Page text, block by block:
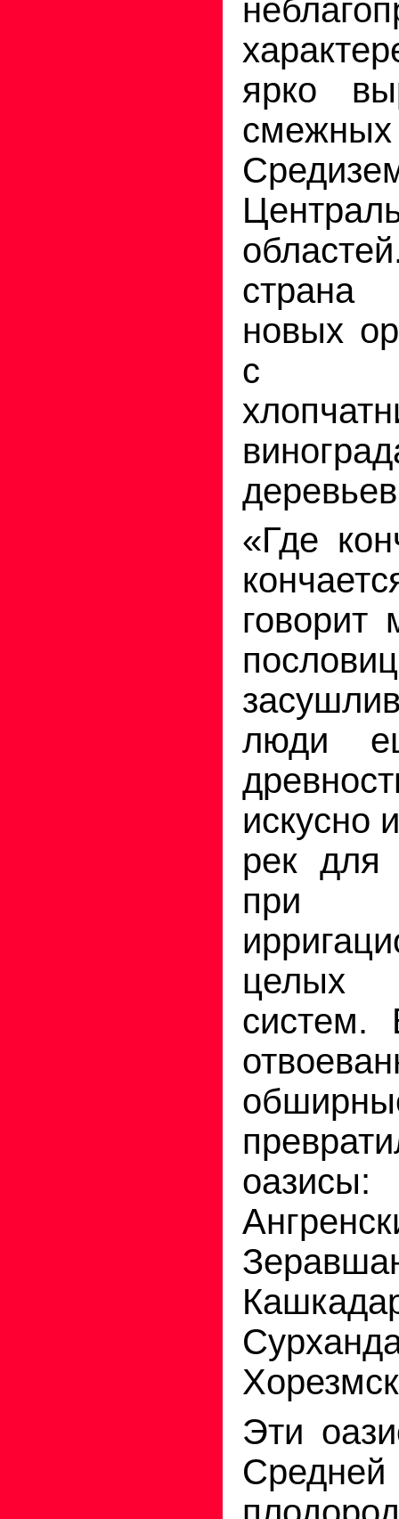
ярко
новых
с
«Где
говорит
люди
искусно
рек для
при
целых
систем.
Эти